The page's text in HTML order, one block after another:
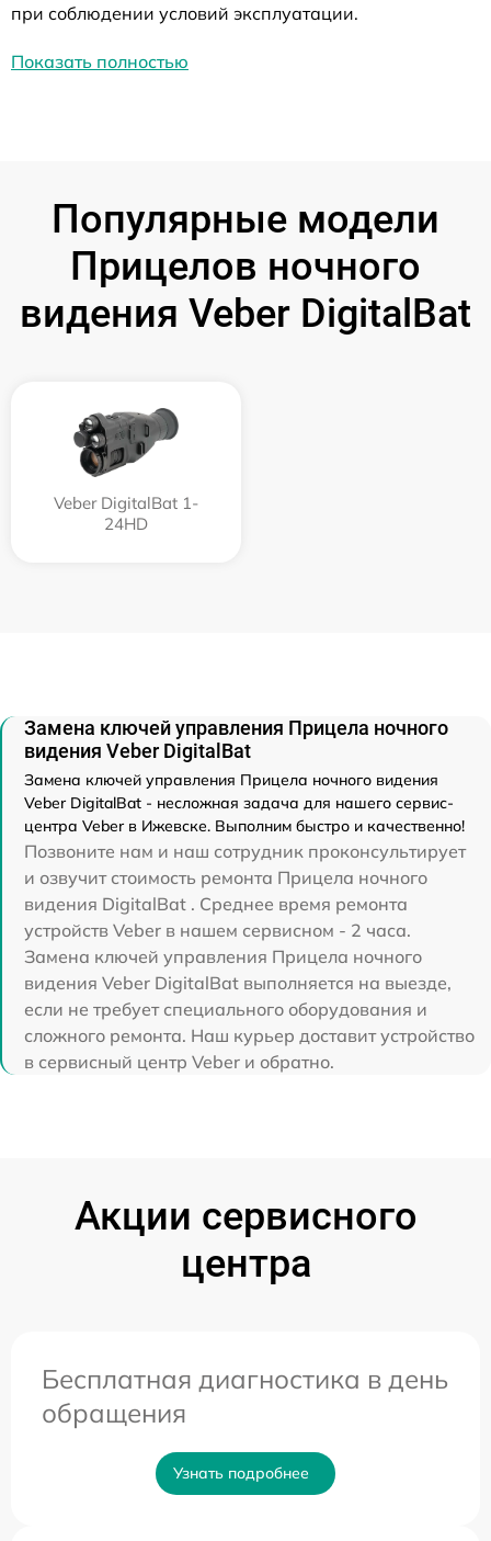
при соблюдении условий эксплуатации.
Показать полностью
Популярные модели
Прицелов ночного
видения Veber DigitalBat
Veber DigitalBat 1-
24HD
Замена ключей управления Прицела ночного
видения Veber DigitalBat
Замена ключей управления Прицела ночного видения
Veber DigitalBat - несложная задача для нашего сервис-
центра Veber в Ижевске. Выполним быстро и качественно!
Позвоните нам и наш сотрудник проконсультирует
и озвучит стоимость ремонта Прицела ночного
видения DigitalBat . Среднее время ремонта
устройств Veber в нашем сервисном - 2 часа.
Замена ключей управления Прицела ночного
видения Veber DigitalBat выполняется на выезде,
если не требует специального оборудования и
сложного ремонта. Наш курьер доставит устройство
в сервисный центр Veber и обратно.
Акции сервисного
центра
Бесплатная диагностика в день
обращения
Узнать подробнее